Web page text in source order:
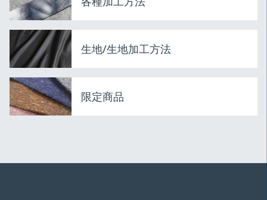
生地/生地加工方法
限定商品